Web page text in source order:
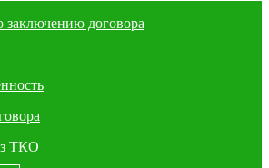
заключению договора
ТКО